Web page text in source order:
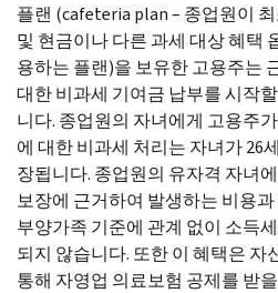
플랜 (cafeteria plan– 종업원이
및 현금이나 다른 과세 대상 혜택
용하는 플랜)을 보유한 고용주는
대한 비과세 기여금 납부를 시작
니다. 종업원의 자녀에게 고용주
에 대한 비과세 처리는 자녀가 26
장됩니다. 종업원의 유자격 자녀
보장에 근거하여 발생하는 비용
부양가족 기준에 관계 없이 소득
되지 않습니다. 또한 이 혜택은 자
통해 자영업 의료보험 공제를 받